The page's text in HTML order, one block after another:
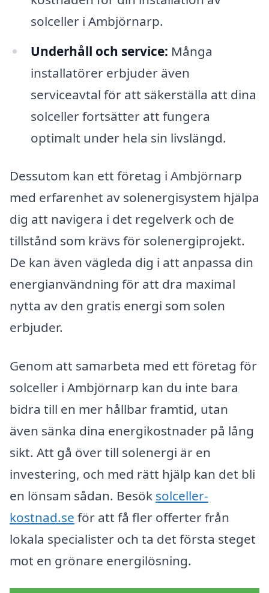
solceller i Ambjörnarp.
Underhåll och service: Många
installatörer erbjuder även
serviceavtal för att säkerställa att dina
solceller fortsätter att fungera
optimalt under hela sin livslängd.
Dessutom kan ett företag i Ambjörnarp
med erfarenhet av solenergisystem hjälpa
dig att navigera i det regelverk och de
tillstånd som krävs för solenergiprojekt.
De kan även vägleda dig i att anpassa din
energianvändning för att dra maximal
nytta av den gratis energi som solen
erbjuder.
Genom att samarbeta med ett företag för
solceller i Ambjörnarp kan du inte bara
bidra till en mer hållbar framtid, utan
även sänka dina energikostnader på lång
sikt. Att gå över till solenergi är en
investering, och med rätt hjälp kan det bli
en lönsam sådan. Besök solceller-
kostnad.se för att få fler offerter från
lokala specialister och ta det första steget
mot en grönare energilösning.